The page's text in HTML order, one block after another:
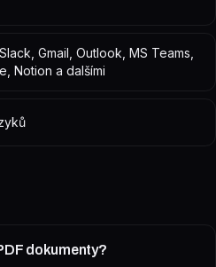
Gmail, Outlook, MS Teams,
Notion a dalšími
dokumenty?